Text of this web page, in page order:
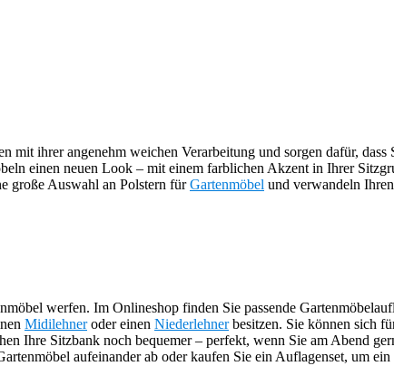
ihrer angenehm weichen Verarbeitung und sorgen dafür, dass
einen neuen Look – mit einem farblichen Akzent in Ihrer
große Auswahl an Polstern fürGartenmöbel und verwandeln
werfen. Im Onlineshop finden Sie passende
Midilehneroder einen Niederlehnerbesitzen. Sie können sich
Ihre Sitzbank noch bequemer – perfekt, wenn Sie am Abend
aufeinander ab oder kaufen Sie ein Auflagenset, um